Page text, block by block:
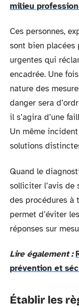
milieu
Ces personnes,
sont bien
urgentes qui
encadrée. Une
nature des
danger sera
il s’agira d’une
Un même
solutions
Quand le
solliciter l’avis
des procédures à
permet d’éviter
réponses sur
Lire également :
prévention et
Établir les